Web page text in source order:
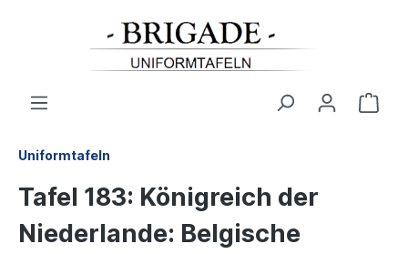
Uniformtafeln
Tafel 183: Königreich der
Niederlande: Belgische